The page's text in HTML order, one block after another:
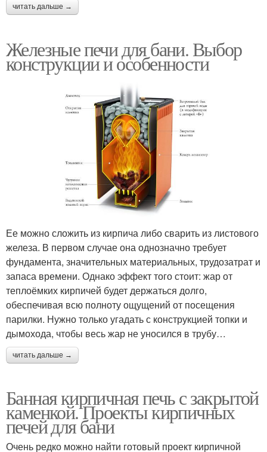
читать дальше →
Железные печи для бани. Выбор
конструкции и особенности
Ее можно сложить из кирпича либо сварить из листового
железа. В первом случае она однозначно требует
фундамента, значительных материальных, трудозатрат и
запаса времени. Однако эффект того стоит: жар от
теплоёмких кирпичей будет держаться долго,
обеспечивая всю полноту ощущений от посещения
парилки. Нужно только угадать с конструкцией топки и
дымохода, чтобы весь жар не уносился в трубу…
читать дальше →
Банная кирпичная печь с закрытой
каменкой. Проекты кирпичных
печей для бани
Очень редко можно найти готовый проект кирпичной